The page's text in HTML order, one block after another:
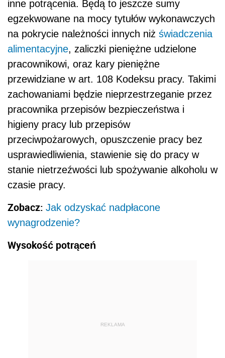
inne potrącenia. Będą to jeszcze sumy
egzekwowane na mocy tytułów wykonawczych
na pokrycie należności innych niż świadczenia
alimentacyjne, zaliczki pieniężne udzielone
pracownikowi, oraz kary pieniężne
przewidziane w art. 108 Kodeksu pracy. Takimi
zachowaniami będzie nieprzestrzeganie przez
pracownika przepisów bezpieczeństwa i
higieny pracy lub przepisów
przeciwpożarowych, opuszczenie pracy bez
usprawiedliwienia, stawienie się do pracy w
stanie nietrzeźwości lub spożywanie alkoholu w
czasie pracy.
Zobacz: Jak odzyskać nadpłacone
wynagrodzenie?
Wysokość potrąceń
REKLAMA